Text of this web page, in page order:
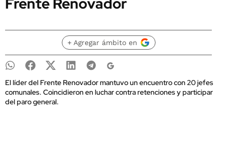
+ Agregar ámbito en
El líder del Frente Renovador mantuvo un encuentro con 20 jefes
comunales. Coincidieron en luchar contra retenciones y participar
del paro general.